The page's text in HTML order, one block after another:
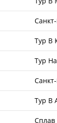
Тур В
Тур
Тур В
Сплав